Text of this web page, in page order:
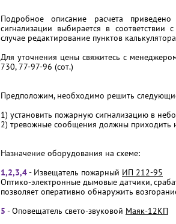
Подробное описание расчета приведено
сигнализации выбирается в
случае редактирование пунктов
Для уточнения цены свяжитесь с
730, 77-97-96 (сот.)
Предположим, необходимо решить
1) установить пожарную сигнализацию в
2) тревожные сообщения должны приходить
Назначение оборудования на схеме:
1,2,3,4- Извещатель пожарный ИП 212-95
Оптико-электронные дымовые датчики,
позволяет оперативно обнаружить
5 - Оповещатель свето-звуковой Маяк-12КП